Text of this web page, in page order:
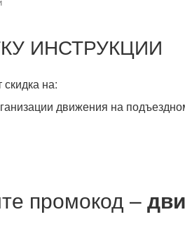
ИНСТРУКЦИИ
на:
движения на
промокод –